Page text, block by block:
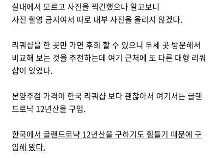
실내에서 모르고 사진을 찍긴했으나 알고보니
사진 촬영 금지여서 따로 내부 사진을 올리지 않겠다.
리쿼샵을 한 곳만 가면 후회 할 수 있으니 두세 곳 방문해서
비교해 보는 것을 추천하는데 여기 근처에 또 다른 대형 리쿼
샵이 있었다.
본양주점 가격이 한국 리쿼샵 보다 괜찮아서 여기서는 글랜
드로냑 12년산을 구입.
한국에서 글랜드로냑 12년산을 구하기도 힘들기 때문에 구
입해 봤다.